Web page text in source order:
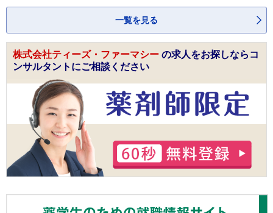
一覧を見る
株式会社ティーズ・ファーマシー の求人をお探しならコ
ンサルタントにご相談ください